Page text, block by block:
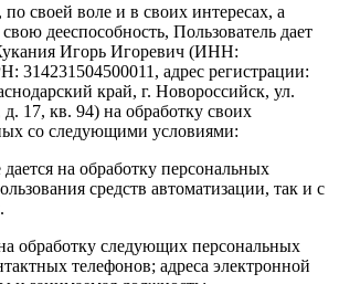
своей воле и в своих интересах, а
дееспособность, Пользователь дает
Игорь Игоревич (ИНН:
314231504500011, адрес регистрации:
край, г. Новороссийск, ул.
17, кв. 94) на обработку своих
со следующими условиями:
на обработку персональных
средств автоматизации, так и с
обработку следующих персональных
телефонов; адреса электронной